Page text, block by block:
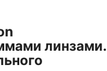
линзами.